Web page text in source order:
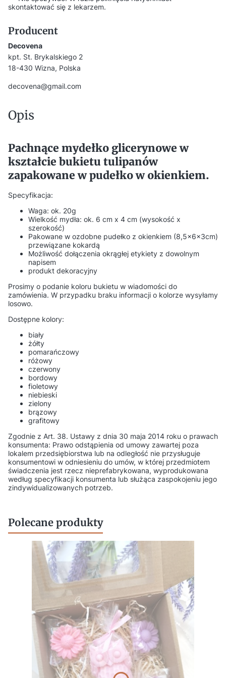
skontaktować się z lekarzem.
Producent
Decovena
kpt. St. Brykalskiego 2
18-430 Wizna, Polska
decovena@gmail.com
Opis
Pachnące mydełko glicerynowe w
kształcie bukietu tulipanów
zapakowane w pudełko w okienkiem.
Specyfikacja:
Waga: ok. 20g
Wielkość mydła: ok. 6 cm x 4 cm (wysokość x
szerokość)
Pakowane w ozdobne pudełko z okienkiem (8,5x6x3cm)
przewiązane kokardą
Możliwość dołączenia okrągłej etykiety z dowolnym
napisem
produkt dekoracyjny
Prosimy o podanie koloru bukietu w wiadomości do
zamówienia. W przypadku braku informacji o kolorze wysyłamy
losowo.
Dostępne kolory:
biały
żółty
pomarańczowy
różowy
czerwony
bordowy
fioletowy
niebieski
zielony
brązowy
grafitowy
Zgodnie z Art. 38. Ustawy z dnia 30 maja 2014 roku o prawach
konsumenta: Prawo odstąpienia od umowy zawartej poza
lokalem przedsiębiorstwa lub na odległość nie przysługuje
konsumentowi w odniesieniu do umów, w której przedmiotem
świadczenia jest rzecz nieprefabrykowana, wyprodukowana
według specyfikacji konsumenta lub służąca zaspokojeniu jego
zindywidualizowanych potrzeb.
Polecane produkty